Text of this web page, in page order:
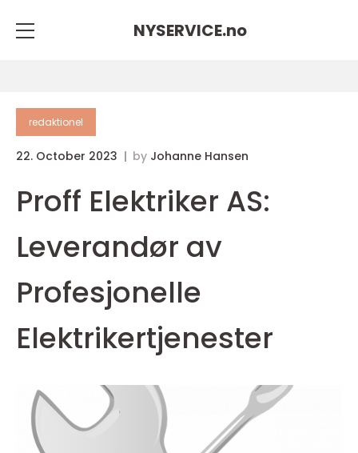
NYSERVICE.no
redaktionel
22. October 2023 by Johanne Hansen
Proff Elektriker AS:
Leverandør av
Profesjonelle
Elektrikertjenester